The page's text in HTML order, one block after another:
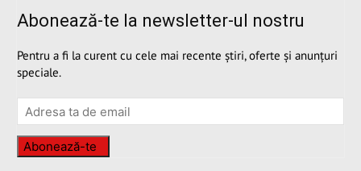
Abonează-te la newsletter-ul nostru
Pentru a fi la curent cu cele mai recente știri, oferte și anunțuri
speciale.
Abonează-te